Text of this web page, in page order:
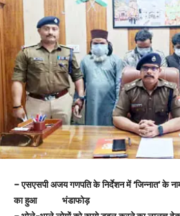
– एसएसपी अजय गणपति के निर्देशन में ‘जिन्नात’ के
का हुआ भंडाफोड़